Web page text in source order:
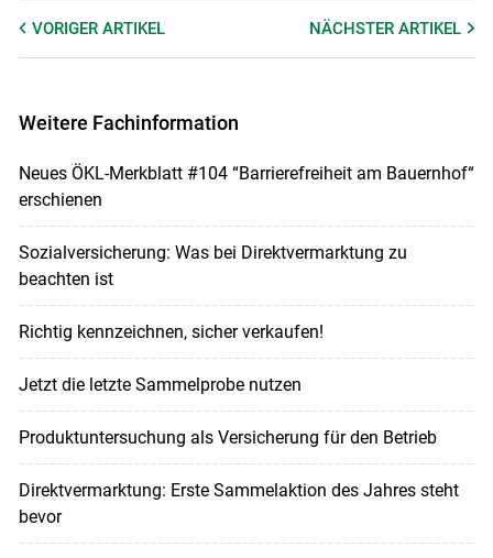
VORIGER ARTIKEL NÄCHSTERARTIKEL
Weitere Fachinformation
Neues ÖKL-Merkblatt #104 “Barrierefreiheit am Bauernhof“
erschienen
Sozialversicherung: Was bei Direktvermarktung zu
beachten ist
Richtig kennzeichnen, sicher verkaufen!
Jetzt die letzte Sammelprobe nutzen
Produktuntersuchung als Versicherung für den Betrieb
Direktvermarktung: Erste Sammelaktion des Jahres steht
bevor